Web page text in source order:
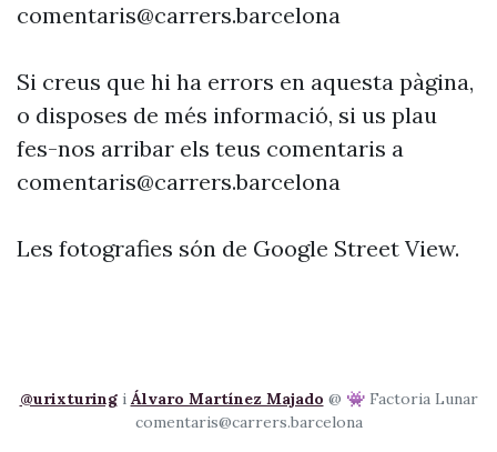
comentaris@carrers.barcelona
Si creus que hi ha errors en aquesta pàgina,
o disposes de més informació, si us plau
fes-nos arribar els teus comentaris a
comentaris@carrers.barcelona
Les fotografies són de Google Street View.
@urixturingi Álvaro Martínez Majado @ 👾 Factoria Lunar
comentaris@carrers.barcelona